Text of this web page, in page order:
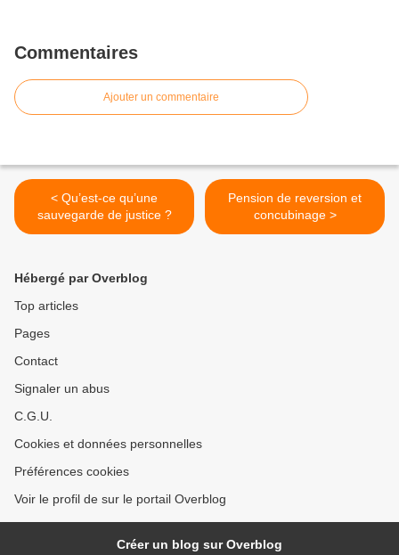
Commentaires
Ajouter un commentaire
< Qu’est-ce qu’une
sauvegarde de justice ?
Pension de reversion et
concubinage >
Hébergé par Overblog
Top articles
Pages
Contact
Signaler un abus
C.G.U.
Cookies et données personnelles
Préférences cookies
Voir le profil de sur le portail Overblog
Créer un blog sur Overblog